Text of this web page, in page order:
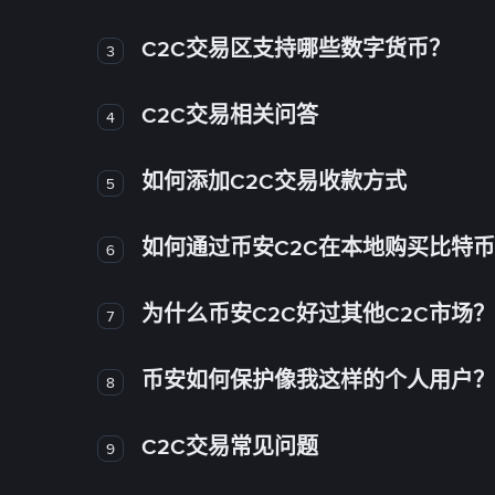
3 C2C交易区支持哪些数字货币？
4 C2C交易相关问答
5 如何添加C2C交易收款方式
6 如何通过币安C2C在本地购买比特
7 为什么币安C2C好过其他C2C市场？
8 币安如何保护像我这样的个人用户？
9 C2C交易常见问题